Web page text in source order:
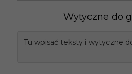
Wytyczne do